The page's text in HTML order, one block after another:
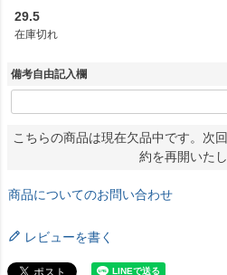
29.5
在庫切れ
備考自由記入欄
こちらの商品は現在欠品中です。次
約を再開いたし
商品についてのお問い合わせ
レビューを書く